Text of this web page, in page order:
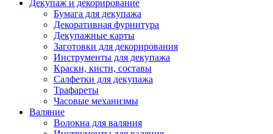
Декупаж и декорирование
Бумага для декупажа
Декоративная фурнитура
Декупажные карты
Заготовки для декорирования
Инструменты для декупажа
Краски, кисти, составы
Салфетки для декупажа
Трафареты
Часовые механизмы
Валяние
Волокна для валяния